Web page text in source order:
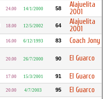
24.00 14/1/2000 58
Alajuelita
2001
18.00 12/5/2002 64
Alajuelita
2001
16.00 6/12/1993 83 Coach Jony
20.00 26/7/2000 90 El Guarco
17.00 15/3/2001 91 El Guarco
20.00 4/7/2003 95 El Guarco